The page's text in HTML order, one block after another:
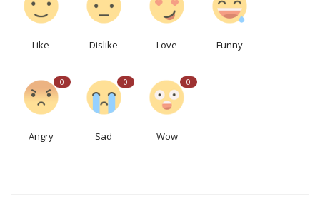
Like Dislike Love Funny
0
Angry
0
Sad
0
Wow